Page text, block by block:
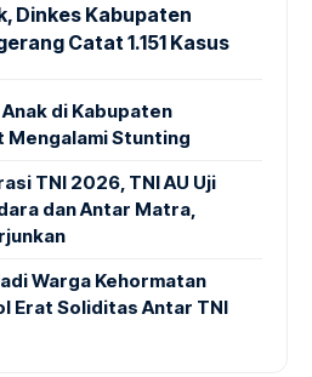
Dinkes Kabupaten
Catat 1.151 Kasus
di Kabupaten
Stunting
TNI 2026, TNI AU Uji
dan Antar Matra,
Warga Kehormatan
Erat Soliditas Antar TNI